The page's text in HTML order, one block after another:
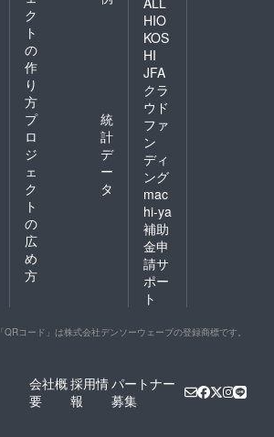
ク
ト
の
作
り
方
プ
ロ
ジ
ェ
ク
ト
の
広
め
方
統
計
デ
ー
タ
HIO
KOS
HI
JFA
クラ
ウド
ファ
ン
ディ
ング
mac
hi-ya
補助
金申
請サ
ポー
ト
「QRコード」は株式会社デンソーウェーブの登録商標です。
会社概
要
採用情
報
パートナー
募集